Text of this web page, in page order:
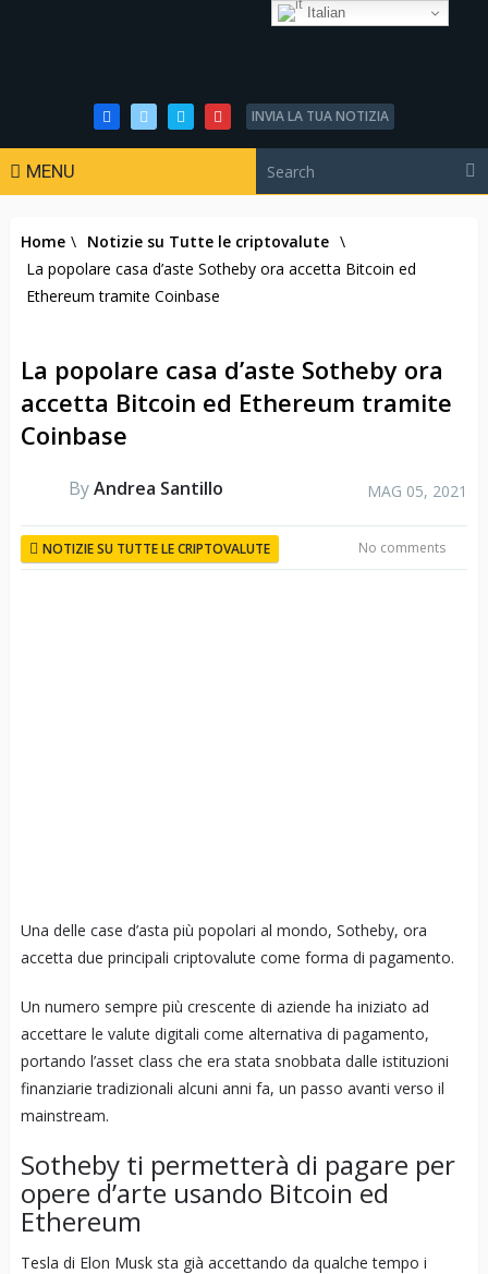
INVIA LA TUA NOTIZIA
MENU
Home \ Notizie su Tutte le criptovalute \
La popolare casa d’aste Sotheby ora accetta Bitcoin ed
Ethereum tramite Coinbase
La popolare casa d’aste Sotheby ora
accetta Bitcoin ed Ethereum tramite
Coinbase
ByAndrea Santillo MAG 05, 2021
NOTIZIE SU TUTTE LE CRIPTOVALUTE No comments
Una delle case d’asta più popolari al mondo, Sotheby, ora
accetta due principali criptovalute come forma di pagamento.
Un numero sempre più crescente di aziende ha iniziato ad
accettare le valute digitali come alternativa di pagamento,
portando l’asset class che era stata snobbata dalle istituzioni
finanziarie tradizionali alcuni anni fa, un passo avanti verso il
mainstream.
Sotheby ti permetterà di pagare per
opere d’arte usando Bitcoin ed
Ethereum
Tesla di Elon Musk sta già accettando da qualche tempo i
Italian